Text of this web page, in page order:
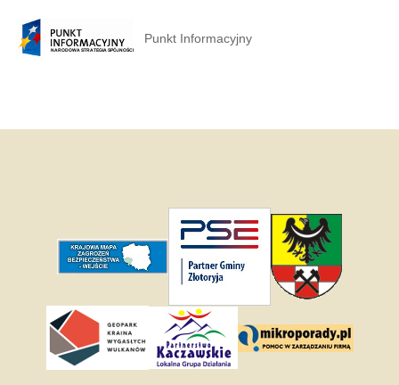
Punkt Informacyjny